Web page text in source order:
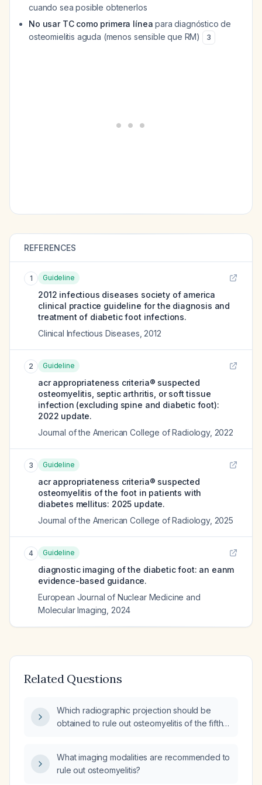
cuando sea posible obtenerlos
No usar TC como primera línea para diagnóstico de
osteomielitis aguda (menos sensible que RM)
3
REFERENCES
1 Guideline
2012 infectious diseases society of america
clinical practice guideline for the diagnosis and
treatment of diabetic foot infections.
Clinical Infectious Diseases 2012
2 Guideline
acr appropriateness criteria® suspected
osteomyelitis, septic arthritis, or soft tissue
infection (excluding spine and diabetic foot):
2022 update.
Journal of the American College of Radiology, 2022
3 Guideline
acr appropriateness criteria® suspected
osteomyelitis of the foot in patients with
diabetes mellitus: 2025 update.
Journal of the American College of Radiology, 2025
4 Guideline
diagnostic imaging of the diabetic foot: an eanm
evidence-based guidance.
European Journal of Nuclear Medicine and
Molecular Imaging 2024
Related Questions
Which radiographic projection should be
obtained to rule out osteomyelitis of the fifth
What imaging modalities are recommended to
rule out osteomyelitis?